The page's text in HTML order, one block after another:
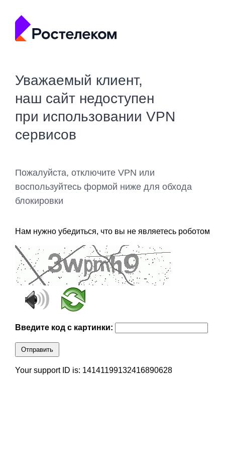
Уважаемый клиент,
наш сайт недоступен
при использовании VPN
сервисов
Пожалуйста, отключите VPN или
воспользуйтесь формой ниже для обхода
блокировки
Нам нужно убедиться, что вы не являетесь роботом
Введите код с картинки:
Отправить
Your support ID is: 14141199132416890628